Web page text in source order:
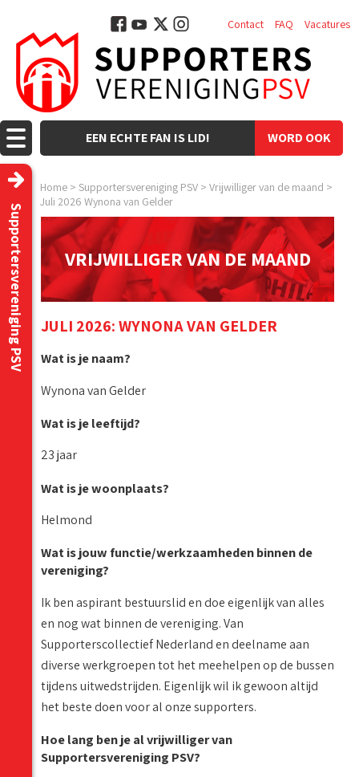
WORD OOK
EEN ECHTE FAN IS LID!
Contact FAQ Vacatures
Home > Supportersvereniging PSV > Vrijwilliger van de maand >
Juli 2026 Wynona van Gelder
Supportersvereniging PSV VRIJWILLIGER VAN DE MAAND
JULI 2026: WYNONA VAN GELDER
Wat is je naam?
Wynona van Gelder
Wat is je leeftijd?
23 jaar
Wat is je woonplaats?
Helmond
Wat is jouw functie/werkzaamheden binnen de
vereniging?
Ik ben aspirant bestuurslid en doe eigenlijk van alles
en nog wat binnen de vereniging. Van
Supporterscollectief Nederland en deelname aan
diverse werkgroepen tot het meehelpen op de bussen
tijdens uitwedstrijden. Eigenlijk wil ik gewoon altijd
het beste doen voor al onze supporters.
Hoe lang ben je al vrijwilliger van
Supportersvereniging PSV?